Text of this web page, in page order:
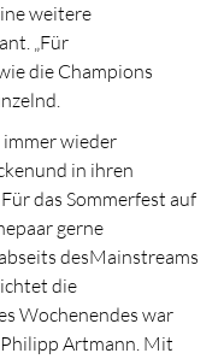
weitere
„Für
die Champions
wieder
in ihren
das Sommerfest auf
gerne
desMainstreams
die
Wochenendes war
Artmann. Mit